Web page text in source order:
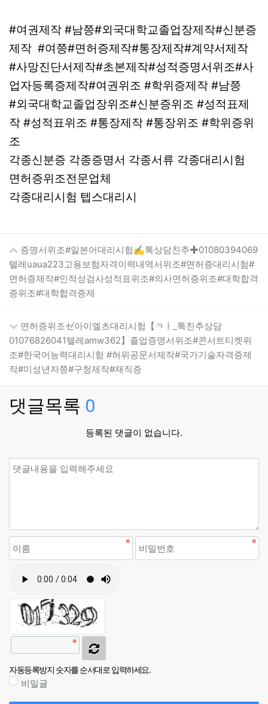
#여권제작 #남쯩#외국대학교졸업장제작#신분증
제작 #여쯩#면허증제작#통장제작#계약서제작
#사망진단서제작#초본제작#성적증명서위조#사
업자등록증제작#여권위조 #학위증제작 #남쯩
#외국대학교졸업장위조#신분증위조 #성적표제
작 #성적표위조 #통장제작 #통장위조 #학위증위
조
각종신분증 각종증명서 각종서류 각종대리시험
면허증위조전문업체
각종대리시험 텝스대리시
증명서위조#일본어대리시험✍톡상담친추✚01080394069
텔레uaua223고용보험자격이력내역서위조#면허증대리시험#
면허증제작#인적성검사성적표위조#의사면허증위조#대학합격
증위조#대학합격증제
면허증위조ゼ아이엘츠대리시험【ㅋㅏ_톡친추상담
01076826041텔레amw362】졸업증명서위조#콘서트티켓위
조#한국어능력대리시험 #허위공문서제작#국가기술자격증제
작#미성년자쯩#구청제작#재직증
댓글목록 0
등록된 댓글이 없습니다.
자동등록방지 숫자를 순서대로 입력하세요.
비밀글